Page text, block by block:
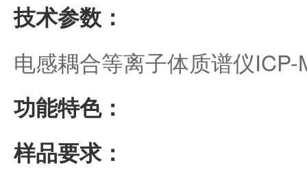
技术参数：
电感耦合等离子体质谱仪ICP-
功能特色：
样品要求：